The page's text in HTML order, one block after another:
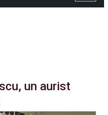
un aurist